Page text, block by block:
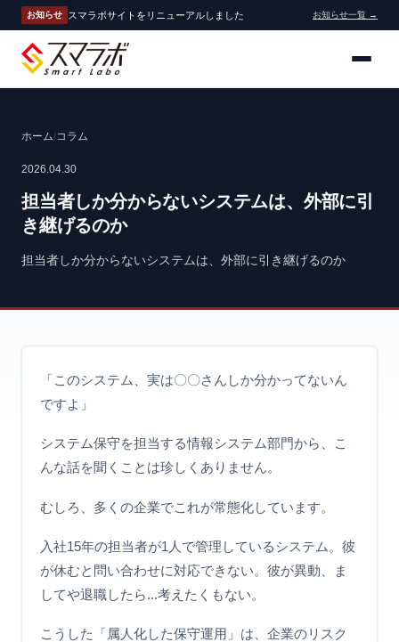
お知らせ スマラボサイトをリニューアルしました お知らせ一覧 →
ホーム/コラム
2026.04.30
担当者しか分からないシステムは、外部に引
き継げるのか
担当者しか分からないシステムは、外部に引き継げるのか
「このシステム、実は〇〇さんしか分かってないん
ですよ」
システム保守を担当する情報システム部門から、こ
んな話を聞くことは珍しくありません。
むしろ、多くの企業でこれが常態化しています。
入社15年の担当者が1人で管理しているシステム。彼
が休むと問い合わせに対応できない。彼が異動、ま
してや退職したら...考えたくもない。
こうした「属人化した保守運用」は、企業のリスク